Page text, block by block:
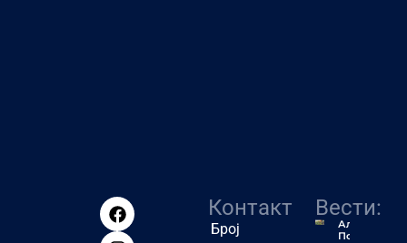
Контакт
Број
Вести:
Алексић:
После 30